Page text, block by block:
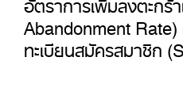
Abandonment Rate)
ทะเบียนสมัครสมาชิก